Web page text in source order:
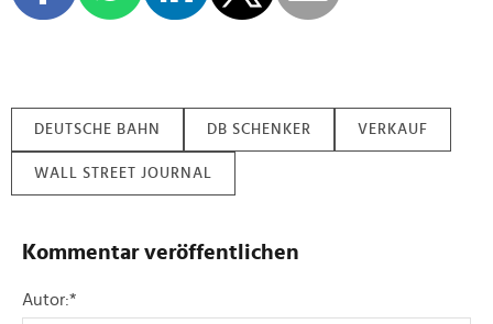
DEUTSCHE BAHN DB SCHENKER VERKAUF
WALL STREET JOURNAL
Kommentar veröffentlichen
Autor:*